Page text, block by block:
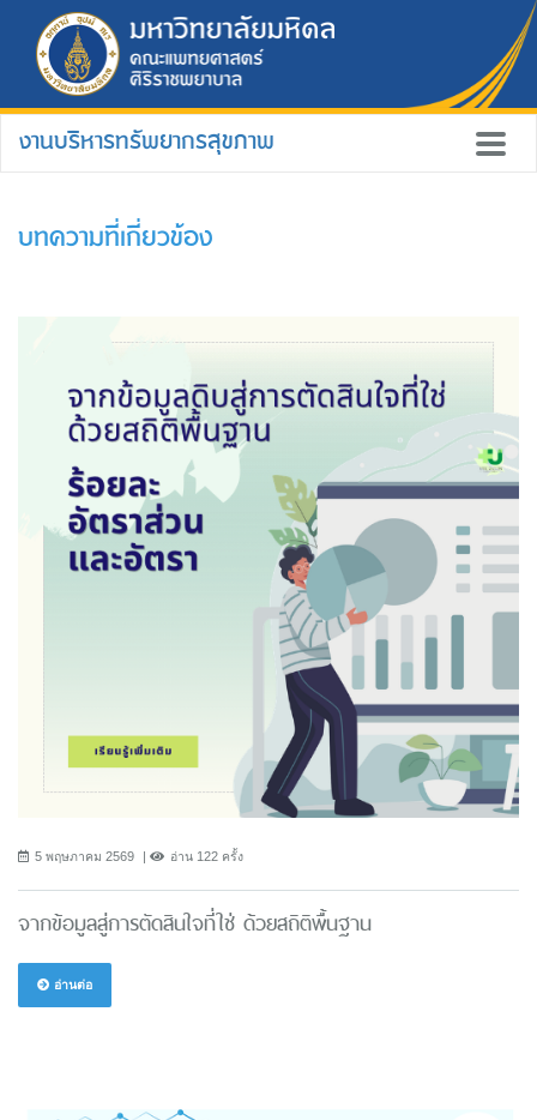
งานบริหารทรัพยากรสุขภาพ
บทความที่เกี่ยวข้อง
5 พฤษภาคม 2569 อ่าน 122 ครั้ง
จากข้อมูลสู่การตัดสินใจที่ใช่ ด้วยสถิติพื้นฐาน
อ่านต่อ